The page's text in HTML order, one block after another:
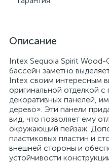
Описание
Intex Sequoia Spirit Wood-
бассейн заметно
Intex своим интересным
оригинальной отделкой
декоративных панелей,
дерево». Эти панели
вид, что позволяет ему
окружающий пейзаж.
пластиковых пластин и
внешней стороны и
устойчивости